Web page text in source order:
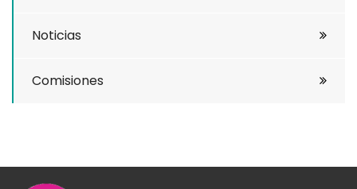
Noticias
Comisiones